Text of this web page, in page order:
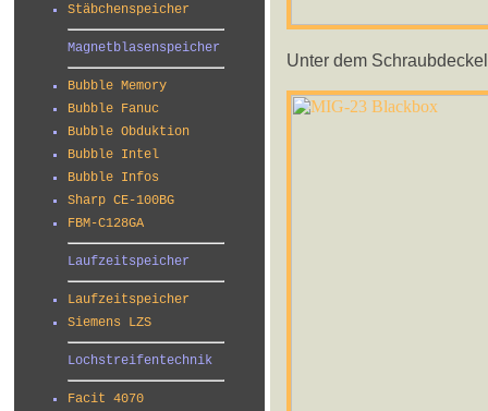
Stäbchenspeicher
Magnetblasenspeicher
Bubble Memory
Bubble Fanuc
Bubble Obduktion
Bubble Intel
Bubble Infos
Sharp CE-100BG
FBM-C128GA
Laufzeitspeicher
Laufzeitspeicher
Siemens LZS
Lochstreifentechnik
Facit 4070
Unter dem